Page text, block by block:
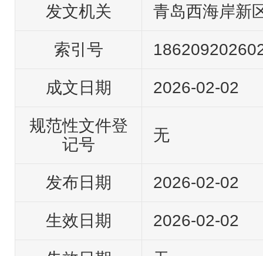
发文机关 青岛西海岸新
索引号
成文日期 2026-02-02
规范性文件登
记号
无
发布日期 2026-02-02
生效日期 2026-02-02